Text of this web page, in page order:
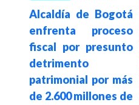
Alcaldía de Bogotá
enfrenta proceso
fiscal por presunto
detrimento
patrimonial por más
de 2.600 millones de